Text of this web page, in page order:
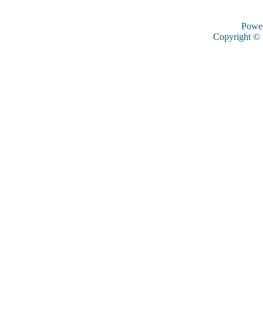
Copyright ©